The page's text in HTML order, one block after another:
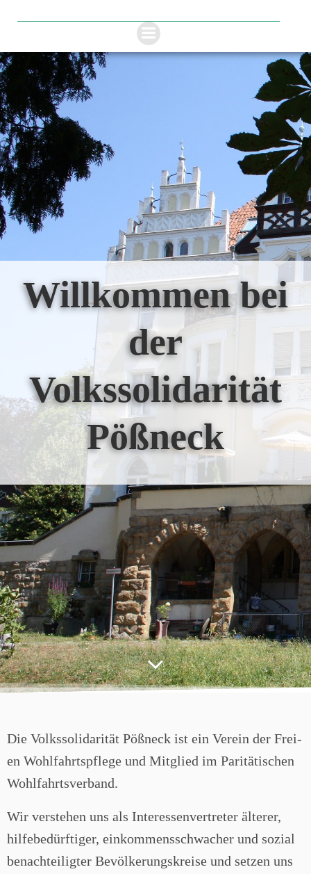
Inhalt
springen
Willkommen bei
der
Volkssolidarität
Pößneck
Die Volks­so­li­da­ri­tät Pößneck ist ein Ver­ein der Frei­
en Wohl­fahrts­pfle­ge und Mit­glied im Pari­tä­ti­schen
Wohl­fahrts­ver­band.
Wir ver­ste­hen uns als Inter­es­sen­ver­tre­ter älte­rer,
hil­fe­be­dürf­ti­ger, ein­kom­mens­schwa­cher und sozi­al
benach­tei­lig­ter Bevöl­ke­rungs­krei­se und set­zen uns